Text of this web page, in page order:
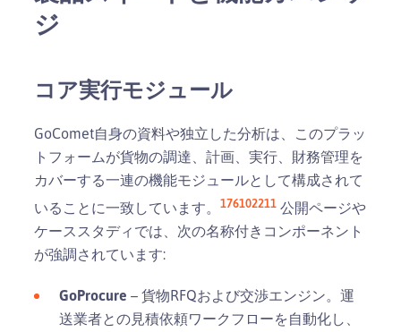
ジ
コア実行モジュール
GoComet自身の資料や独立した分析は、このプラッ
トフォームが貨物の調達、計画、実行、財務管理を
カバーする一連の機能モジュールとして構成されて
いることに一致しています。 176102211 公開ページや
ケーススタディでは、次の名称付きコンポーネント
が強調されています:
GoProcure – 貨物RFQおよび交渉エンジン。運
送業者との見積依頼ワークフローを自動化し、